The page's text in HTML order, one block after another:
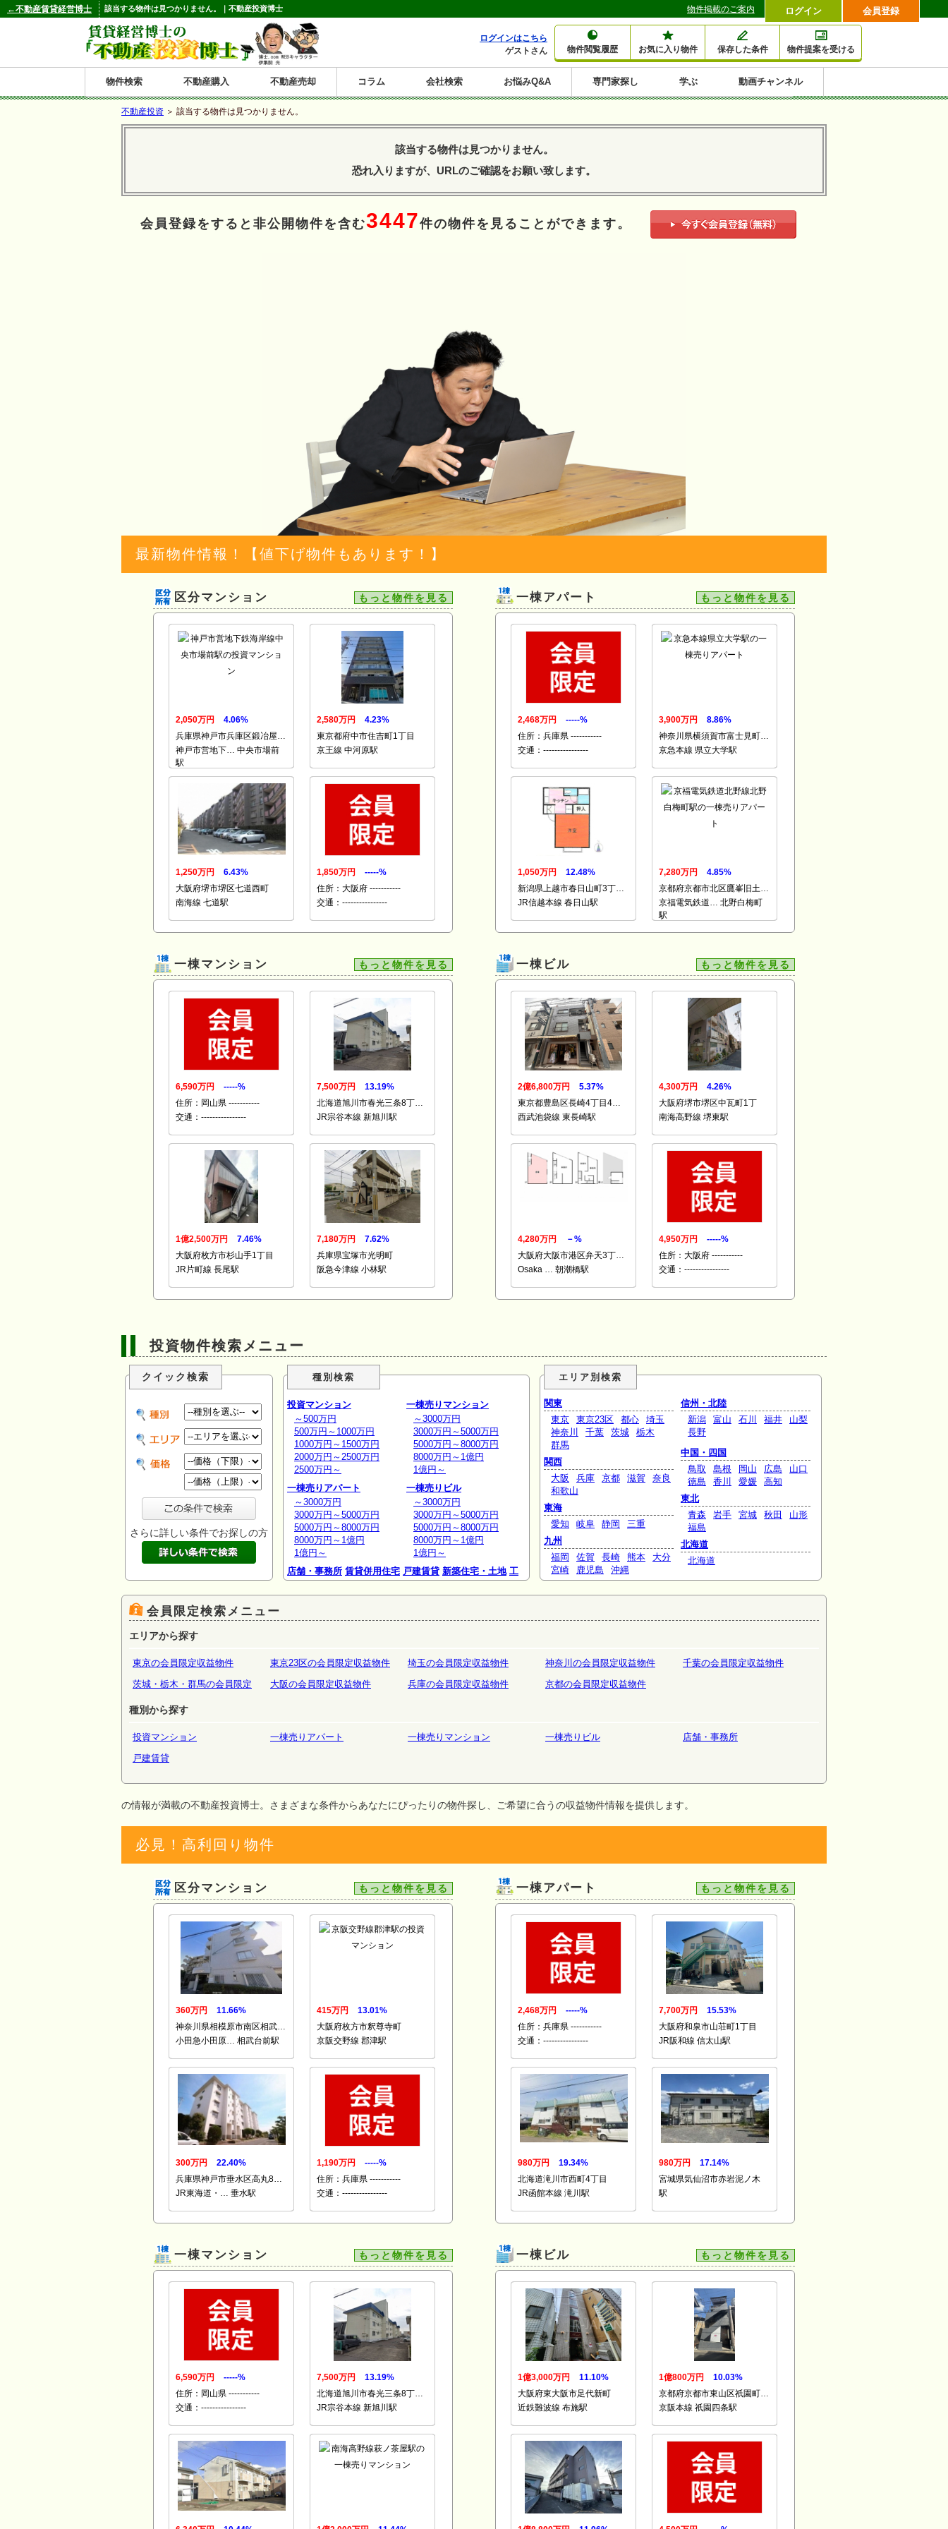
該当する物件は見つかりません。｜不動産投資博士
物件閲覧履歴 お気に入り物件 保存した条件 物件提案を受ける
ログインはこちら
ゲストさん
物件検索
投資マンション
一棟売りアパート
一棟売りマンション
一棟売りビル
店舗・事務所
賃貸併用住宅
戸建賃貸
土地
新築住宅
工場・倉庫
ホテルペンション 利回り7%以上
利回り8%以上
利回り9%以上
利回り10%以上
利回り11%以上
利回り12%以上
利回り13%以上
利回り14%以上
利回り15%以上
利回り16%以上
不動産購入 不動産売却 コラム 会社検索 お悩みQ&A 専門家探し 学ぶ 動画チャンネル
ログイン 会員登録
物件掲載のご案内
←不動産賃貸経営博士
不動産投資 ＞ 該当する物件は見つかりません。
該当する物件は見つかりません。
恐れ入りますが、URLのご確認をお願い致します。
会員登録をすると非公開物件を含む3447件の物件を見ることができます。
最新物件情報！【値下げ物件もあります！】
区分マンション もっと物件を見る
2,050万円
4.06%
兵庫県神戸市兵庫区鍛冶屋…
神戸市営地下… 中央市場前
駅
2,580万円
4.23%
東京都府中市住吉町1丁目
京王線 中河原駅
1,250万円
6.43%
大阪府堺市堺区七道西町
南海線 七道駅
1,850万円
-----%
住所：大阪府 -----------
交通：----------------
一棟アパート もっと物件を見る
2,468万円
-----%
住所：兵庫県 -----------
交通：----------------
3,900万円
8.86%
神奈川県横須賀市富士見町…
京急本線 県立大学駅
1,050万円
12.48%
新潟県上越市春日山町3丁…
JR信越本線 春日山駅
7,280万円
4.85%
京都府京都市北区鷹峯旧土…
京福電気鉄道… 北野白梅町
駅
一棟マンション もっと物件を見る
6,590万円
-----%
住所：岡山県 -----------
交通：----------------
7,500万円
13.19%
北海道旭川市春光三条8丁…
JR宗谷本線 新旭川駅
1億2,500万円
7.46%
大阪府枚方市杉山手1丁目
JR片町線 長尾駅
7,180万円
7.62%
兵庫県宝塚市光明町
阪急今津線 小林駅
一棟ビル もっと物件を見る
2億6,800万円
5.37%
東京都豊島区長崎4丁目4…
西武池袋線 東長崎駅
4,300万円
4.26%
大阪府堺市堺区中瓦町1丁
南海高野線 堺東駅
4,280万円
－%
大阪府大阪市港区弁天3丁…
Osaka … 朝潮橋駅
4,950万円
-----%
住所：大阪府 -----------
交通：----------------
投資物件検索メニュー
クイック検索
さらに詳しい条件でお探しの方
種別検索
投資マンション
～500万円
500万円～1000万円
1000万円～1500万円
2000万円～2500万円
2500万円～
一棟売りアパート
～3000万円
3000万円～5000万円
5000万円～8000万円
8000万円～1億円
1億円～
一棟売りマンション
～3000万円
3000万円～5000万円
5000万円～8000万円
8000万円～1億円
1億円～
一棟売りビル
～3000万円
3000万円～5000万円
5000万円～8000万円
8000万円～1億円
1億円～
店舗・事務所 賃貸併用住宅 戸建賃貸 新築住宅・土地 工
エリア別検索
関東
東京
東京23区 都心
埼玉
神奈川
千葉 茨城
栃木
群馬
関西
大阪
兵庫 京都 滋賀
奈良
和歌山
東海
愛知
岐阜 静岡
三重
九州
福岡
佐賀 長崎 熊本
大分
宮崎
鹿児島 沖縄
信州・北陸
新潟
富山 石川 福井
山梨
長野
中国・四国
鳥取
島根 岡山 広島
山口
徳島
香川 愛媛
高知
東北
青森
岩手 宮城 秋田
山形
福島
北海道
北海道
会員限定検索メニュー
エリアから探す
東京の会員限定収益物件 東京23区の会員限定収益物件 埼玉の会員限定収益物件 神奈川の会員限定収益物件
千葉の会員限定収益物件
茨城・栃木・群馬の会員限定
大阪の会員限定収益物件 兵庫の会員限定収益物件 京都の会員限定収益物件
種別から探す
投資マンション 一棟売りアパート 一棟売りマンション 一棟売りビル
店舗・事務所
戸建賃貸
の情報が満載の不動産投資博士。さまざまな条件からあなたにぴったりの物件探し、ご希望に合うの収益物件情報を提供します。
必見！高利回り物件
区分マンション もっと物件を見る
360万円
11.66%
神奈川県相模原市南区相武…
小田急小田原… 相武台前駅
415万円
13.01%
大阪府枚方市釈尊寺町
京阪交野線 郡津駅
300万円
22.40%
兵庫県神戸市垂水区高丸8…
JR東海道・… 垂水駅
1,190万円
-----%
住所：兵庫県 -----------
交通：----------------
一棟アパート もっと物件を見る
2,468万円
-----%
住所：兵庫県 -----------
交通：----------------
7,700万円
15.53%
大阪府和泉市山荘町1丁目
JR阪和線 信太山駅
980万円
19.34%
北海道滝川市西町4丁目
JR函館本線 滝川駅
980万円
17.14%
宮城県気仙沼市赤岩泥ノ木
駅
一棟マンション もっと物件を見る
6,590万円
-----%
住所：岡山県 -----------
交通：----------------
7,500万円
13.19%
北海道旭川市春光三条8丁…
JR宗谷本線 新旭川駅
一棟ビル もっと物件を見る
1億3,000万円
11.10%
大阪府東大阪市足代新町
近鉄難波線 布施駅
1億800万円
10.03%
京都府京都市東山区祇園町…
京阪本線 祇園四条駅